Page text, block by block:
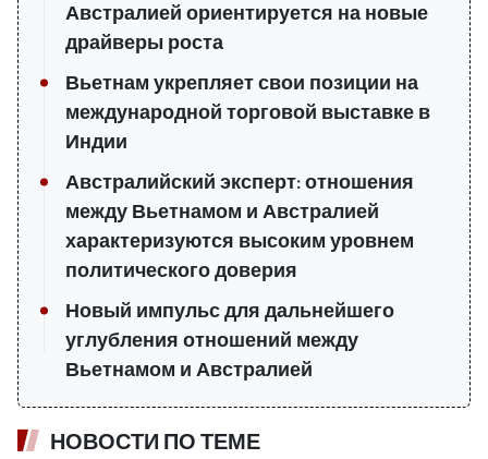
Австралией ориентируется на новые
драйверы роста
Вьетнам укрепляет свои позиции на
международной торговой выставке в
Индии
Австралийский эксперт: отношения
между Вьетнамом и Австралией
характеризуются высоким уровнем
политического доверия
Новый импульс для дальнейшего
углубления отношений между
Вьетнамом и Австралией
НОВОСТИ ПО ТЕМЕ